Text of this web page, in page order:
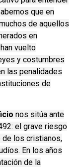
que en
de aquellos
en
vuelto
y costumbres
las penalidades
de
nos sitúa ante
el grave riesgo
de los cristianos,
En los años
de la